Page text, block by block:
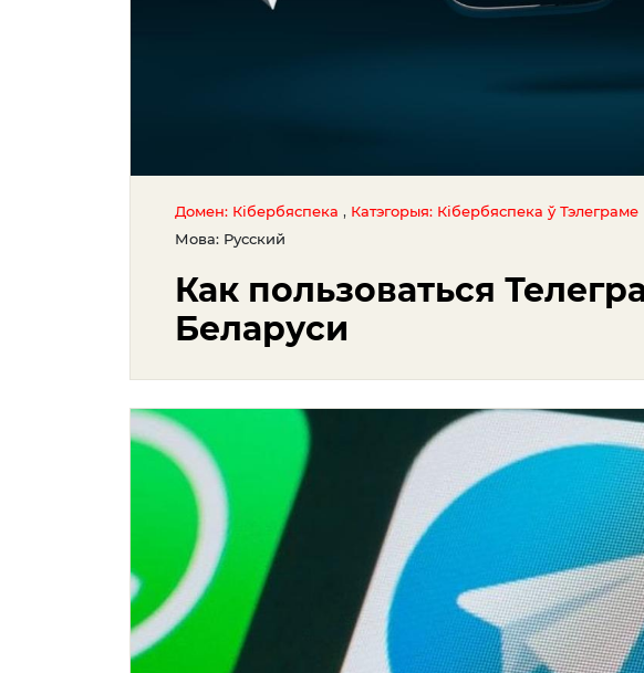
Домен: Кібербяспека , Катэгорыя: Кібербяспека ў Тэлеграме
Мова: Русский
Как пользоваться
Беларуси